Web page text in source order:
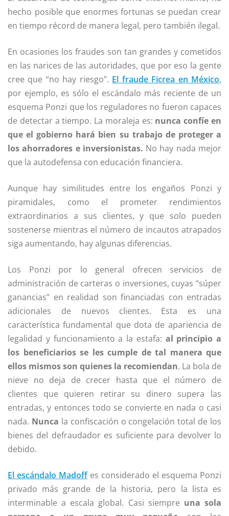
hecho posible que enormes fortunas se puedan crear
en tiempo récord de manera legal, pero también ilegal.
En ocasiones los fraudes son tan grandes y cometidos
en las narices de las autoridades, que por eso la gente
cree que “no hay riesgo”. El fraude Ficrea en México,
por ejemplo, es sólo el escándalo más reciente de un
esquema Ponzi que los reguladores no fueron capaces
de detectar a tiempo. La moraleja es: nunca confíe en
que el gobierno hará bien su trabajo de proteger a
los ahorradores e inversionistas. No hay nada mejor
que la autodefensa con educación financiera.
Aunque hay similitudes entre los engaños Ponzi y
piramidales, como el prometer rendimientos
extraordinarios a sus clientes, y que solo pueden
sostenerse mientras el número de incautos atrapados
siga aumentando, hay algunas diferencias.
Los Ponzi por lo general ofrecen servicios de
administración de carteras o inversiones, cuyas “súper
ganancias” en realidad son financiadas con entradas
adicionales de nuevos clientes. Esta es una
característica fundamental que dota de apariencia de
legalidad y funcionamiento a la estafa: al principio a
los beneficiarios se les cumple de tal manera que
ellos mismos son quienes la recomiendan. La bola de
nieve no deja de crecer hasta que el número de
clientes que quieren retirar su dinero supera las
entradas, y entonces todo se convierte en nada o casi
nada. Nunca la confiscación o congelación total de los
bienes del defraudador es suficiente para devolver lo
debido.
El escándalo Madoffes considerado el esquema Ponzi
privado más grande de la historia, pero la lista es
interminable a escala global. Casi siempre una sola